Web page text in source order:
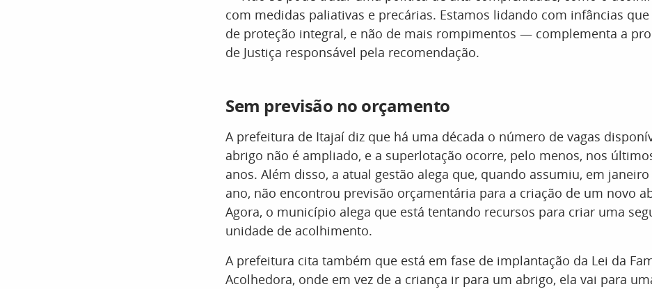
com medidas paliativas e precárias. Estamos lidando com infâncias
de proteção integral, e não de mais rompimentos — complementa a
de Justiça responsável pela recomendação.
Sem previsão no orçamento
A prefeitura de Itajaí diz que há uma década o número de vagas
abrigo não é ampliado, e a superlotação ocorre, pelo menos, nos
anos. Além disso, a atual gestão alega que, quando assumiu, em
ano, não encontrou previsão orçamentária para a criação de um novo
Agora, o município alega que está tentando recursos para criar uma
unidade de acolhimento.
A prefeitura cita também que está em fase de implantação da Lei da
Acolhedora, onde em vez de a criança ir para um abrigo, ela vai para